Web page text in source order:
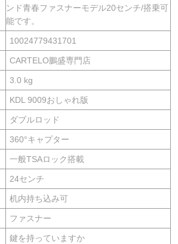
ンド青春ファスナーモデル20センチ/搭乗可
能です。
10024779431701
CARTELO鵬盛専門店
3.0 kg
KDL 9009おしゃれ版
ダブルロッド
360°キャプター
一般TSAロック搭載
24センチ
机内持ち込み可
ファスナー
鍵を持っていますか